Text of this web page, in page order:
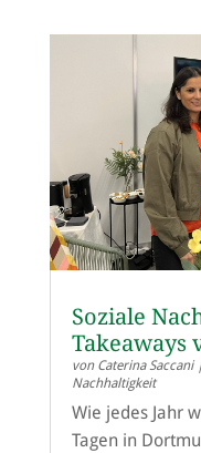
Soziale
Takeaways
von Caterina Saccani
Nachhaltigkeit
Wie jedes Jahr
Tagen in